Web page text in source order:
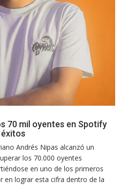
70 mil oyentes en Spotify
Andrés Nipas alcanzó un
los 70.000 oyentes
en uno de los primeros
en lograr esta cifra dentro de la